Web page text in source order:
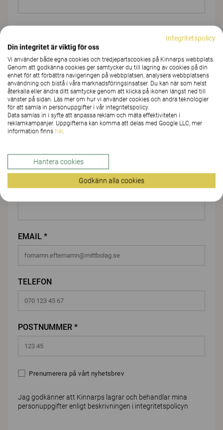
Du
FÖRNAMN *
FÖRETAG/ORGANISATION*
EMAIL *
TELEFON
POSTNUMMER *
Prenumerera på vårt nyhetsbrev
Jag godkänner att Kinnarps lagrar och behandlar mina
personuppgifter enligt beskrivningen i integritetspolicyn
Integritetspolicy
Din integritet är viktig för oss
Vi använder både egna cookies och tredjepartscookies på Kinnarps webbplats.
Genom att godkänna cookies ger samtycker du till lagring av cookies på din
enhet för att förbättra navigeringen på webbplatsen, analysera webbplatsens
användning och bistå i våra marknadsföringsinsatser. Du kan när som helst
återkalla eller ändra ditt samtycke genom att klicka på ikonen längst ned till
vänster på sidan. Läs mer om hur vi använder cookies och andra teknologier
för att samla in personuppgifter i vår integritetspolicy.
Data samlas in i syfte att anpassa reklam och mäta effektiviteten i
reklamkampanjer. Uppgifterna kan komma att delas med Google LLC, mer
information finns här.
Hantera cookies
Godkänn alla cookies